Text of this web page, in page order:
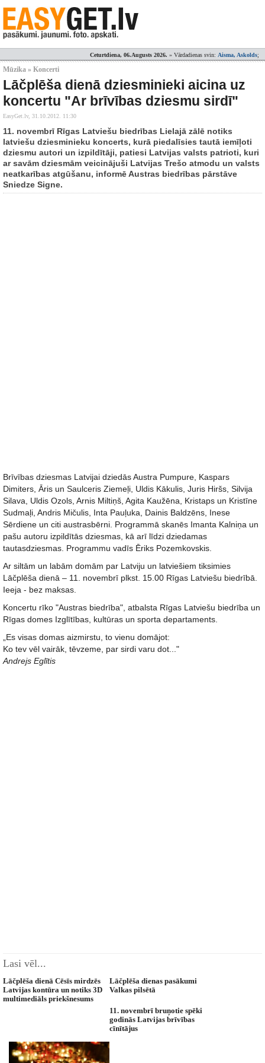
Ceturtdiena, 06.Augusts 2026. » Vārdadienas svin: Aisma, Askolds;
Mūzika » Koncerti
Lāčplēša dienā dziesminieki aicina uz
koncertu "Ar brīvības dziesmu sirdī"
EasyGet.lv, 31.10.2012. 11:30
11. novembrī Rīgas Latviešu biedrības Lielajā zālē notiks
latviešu dziesminieku koncerts, kurā piedalīsies tautā iemīļoti
dziesmu autori un izpildītāji, patiesi Latvijas valsts patrioti, kuri
ar savām dziesmām veicinājuši Latvijas Trešo atmodu un valsts
neatkarības atgūšanu, informē Austras biedrības pārstāve
Sniedze Signe.
Brīvības dziesmas Latvijai dziedās Austra Pumpure, Kaspars
Dimiters, Āris un Saulceris Ziemeļi, Uldis Kākulis, Juris Hiršs, Silvija
Silava, Uldis Ozols, Arnis Miltiņš, Agita Kaužēna, Kristaps un Kristīne
Sudmaļi, Andris Mičulis, Inta Pauļuka, Dainis Baldzēns, Inese
Sērdiene un citi austrasbērni. Programmā skanēs Imanta Kalniņa un
pašu autoru izpildītās dziesmas, kā arī līdzi dziedamas
tautasdziesmas. Programmu vadīs Ēriks Pozemkovskis.
Ar siltām un labām domām par Latviju un latviešiem tiksimies
Lāčplēša dienā – 11. novembrī plkst. 15.00 Rīgas Latviešu biedrībā.
Ieeja - bez maksas.
Koncertu rīko "Austras biedrība", atbalsta Rīgas Latviešu biedrība un
Rīgas domes Izglītības, kultūras un sporta departaments.
„Es visas domas aizmirstu, to vienu domājot:
Ko tev vēl vairāk, tēvzeme, par sirdi varu dot..."
Andrejs Eglītis
Lasi vēl...
Lāčplēša dienā Cēsīs mirdzēs
Latvijas kontūra un notiks 3D
multimediāls priekšnesums
Lāčplēša dienas pasākumi
Valkas pilsētā
11. novembrī bruņotie spēki
godinās Latvijas brīvības
cīnītājus